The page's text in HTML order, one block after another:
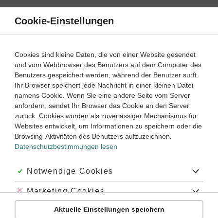
Direkt
Inhalt
Atommodell einfach erklärt
Klassenstufe: 9 10
Atommodell – die beliebtesten Themen
Atomaufbau
#Protonen #Neutronen #Elektronene #Elektronenhülle
Cookie-Einstellungen
Cookies sind kleine Daten, die von einer Website gesendet
und vom Webbrowser des Benutzers auf dem Computer des
Benutzers gespeichert werden, während der Benutzer surft.
Ihr Browser speichert jede Nachricht in einer kleinen Datei
namens Cookie. Wenn Sie eine andere Seite vom Server
anfordern, sendet Ihr Browser das Cookie an den Server
zurück. Cookies wurden als zuverlässiger Mechanismus für
Websites entwickelt, um Informationen zu speichern oder die
Browsing-Aktivitäten des Benutzers aufzuzeichnen.
Datenschutzbestimmungen lesen
Akzeptiert:
Notwendige Cookies
Abgelehnt:
Marketing Cookies
Abgelehnt:
Personalisierungs-Cookies
Aktuelle Einstellungen speichern